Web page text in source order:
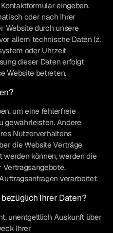
eingeben.
oder nach Ihrer
Website durch unsere
allem technische Daten (z.
oder Uhrzeit
dieser Daten erfolgt
Website betreten.
um eine fehlerfreie
gewährleisten. Andere
Nutzerverhaltens
die Website Verträge
können, werden die
verarbeitet.
Ihrer Daten?
unentgeltlich Auskunft über
Ihrer